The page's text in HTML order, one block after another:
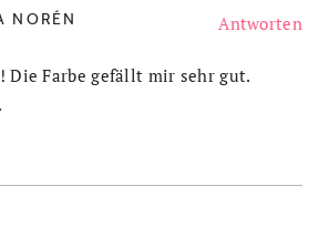
NORÉN
Die Farbe gefällt mir sehr gut.
Antworten